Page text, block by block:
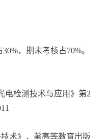
，期末考核占70%。
电检测技术与应用》第2
术》，著高等教育出版